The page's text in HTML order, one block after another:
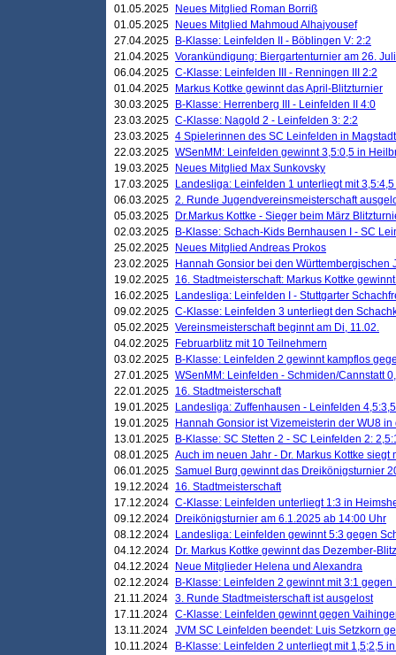
01.05.2025
Neues Mitglied Roman Borriß
01.05.2025
Neues Mitglied Mahmoud Alhajyousef
27.04.2025
B-Klasse: Leinfelden II - Böblingen V: 2:2
21.04.2025 Vorankündigung: Biergartenturnier am 26. Juli
06.04.2025 C-Klasse: Leinfelden III - Renningen III 2:2
01.04.2025
Markus Kottke gewinnt das April-Blitzturnier
30.03.2025
B-Klasse: Herrenberg III - Leinfelden II 4:0
23.03.2025 C-Klasse: Nagold 2 - Leinfelden 3: 2:2
23.03.2025 4 Spielerinnen des SC Leinfelden in Magstadt
22.03.2025 WSenMM: Leinfelden gewinnt 3,5:0,5 in
19.03.2025
Neues Mitglied Max Sunkovsky
17.03.2025
Landesliga: Leinfelden 1 unterliegt mit
06.03.2025 2. Runde Jugendvereinsmeisterschaft
05.03.2025
Dr.Markus Kottke - Sieger beim März
02.03.2025
B-Klasse: Schach-Kids Bernhausen I - SC
25.02.2025
Neues Mitglied Andreas Prokos
23.02.2025
Hannah Gonsior bei den Württembergischen
19.02.2025 16. Stadtmeisterschaft: Markus Kottke
16.02.2025
Landesliga: Leinfelden I - Stuttgarter
09.02.2025 C-Klasse: Leinfelden 3 unterliegt den
05.02.2025 Vereinsmeisterschaft beginnt am Di, 11.02.
04.02.2025
Februarblitz mit 10 Teilnehmern
03.02.2025
B-Klasse: Leinfelden 2 gewinnt kampflos
27.01.2025 WSenMM: Leinfelden - Schmiden/Cannstatt
22.01.2025 16. Stadtmeisterschaft
19.01.2025
Landesliga: Zuffenhausen - Leinfelden 4,5:3,5
19.01.2025
Hannah Gonsior ist Vizemeisterin der WU8 in
13.01.2025
B-Klasse: SC Stetten 2 - SC Leinfelden 2:
08.01.2025 Auch im neuen Jahr - Dr. Markus Kottke
06.01.2025 Samuel Burg gewinnt das Dreikönigsturnier
19.12.2024 16. Stadtmeisterschaft
17.12.2024 C-Klasse: Leinfelden unterliegt 1:3 in
09.12.2024
Dreikönigsturnier am 6.1.2025 ab 14:00 Uhr
08.12.2024
Landesliga: Leinfelden gewinnt 5:3 gegen
04.12.2024
Dr. Markus Kottke gewinnt das Dezember-
04.12.2024
Neue Mitglieder Helena und Alexandra
02.12.2024
B-Klasse: Leinfelden 2 gewinnt mit 3:1
21.11.2024 3. Runde Stadtmeisterschaft ist ausgelost
17.11.2024 C-Klasse: Leinfelden gewinnt gegen
13.11.2024 JVM SC Leinfelden beendet: Luis Setzkorn
10.11.2024
B-Klasse: Leinfelden 2 unterliegt mit 1,5;2,5